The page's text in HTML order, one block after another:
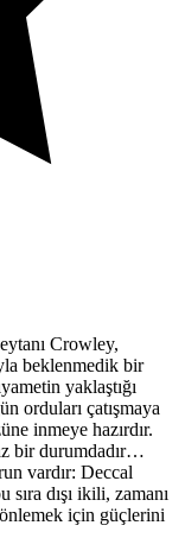
Crowley,
beklenmedik bir
yaklaştığı
orduları çatışmaya
inmeye hazırdır.
bir durumdadır…
vardır: Deccal
dışı ikili, zamanı
için güçlerini